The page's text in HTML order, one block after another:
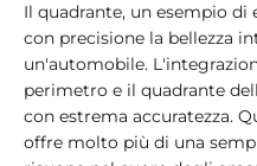
Il quadrante, un esempio di
con precisione la bellezza
un'automobile.
perimetro e il quadrante
con estrema accuratezza.
offre molto più di una